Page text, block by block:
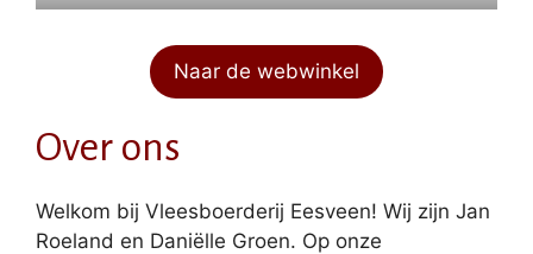
Naar de webwinkel
Over ons
Welkom bij Vleesboerderij Eesveen! Wij zijn Jan
Roeland en Daniëlle Groen. Op onze